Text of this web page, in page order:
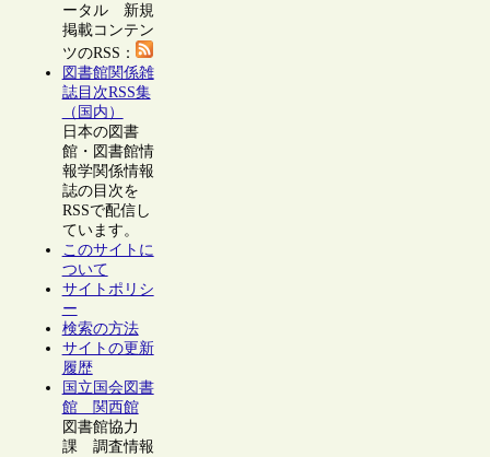
ータル 新規
掲載コンテン
ツのRSS：
図書館関係雑
誌目次RSS集
（国内）
日本の図書
館・図書館情
報学関係情報
誌の目次を
RSSで配信し
ています。
このサイトに
ついて
サイトポリシ
ー
検索の方法
サイトの更新
履歴
国立国会図書
館 関西館
図書館協力
課 調査情報